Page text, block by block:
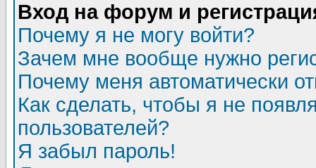
Вход на форум и
Почему я не могу войти?
Зачем мне вообще нужно
Почему меня автоматически
Как сделать, чтобы я не
пользователей?
Я забыл пароль!